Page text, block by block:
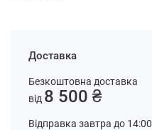
Доставка
Безкоштовна доставка
від 8 500 ₴
Відправка завтра до 14:00